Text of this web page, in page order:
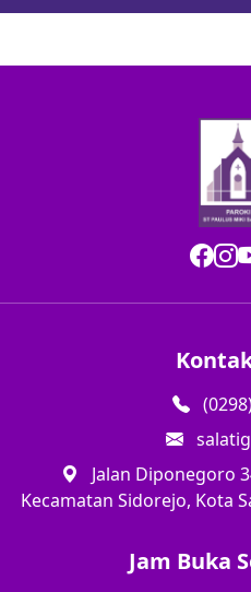
Jalan Diponegoro
Kecamatan Sidorejo, Kota
Jam Buka